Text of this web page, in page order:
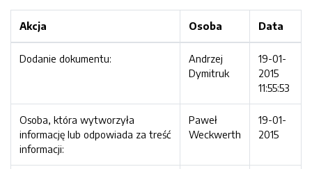
Akcja Osoba Data
Dodanie dokumentu:
Andrzej
Dymitruk
19-01-
2015
11:55:53
Osoba, która wytworzyła
informację lub odpowiada za treść
informacji:
Paweł
Weckwerth
19-01-
2015